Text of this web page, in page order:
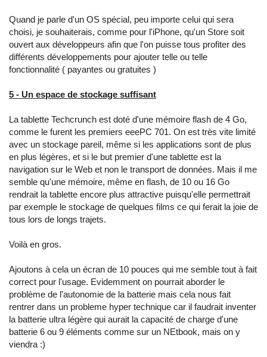
Quand je parle d'un OS spécial, peu importe celui qui sera
choisi, je souhaiterais, comme pour l'iPhone, qu'un Store soit
ouvert aux développeurs afin que l'on puisse tous profiter des
différents développements pour ajouter telle ou telle
fonctionnalité ( payantes ou gratuites )
5 - Un espace de stockage suffisant
La tablette Techcrunch est doté d'une mémoire flash de 4 Go,
comme le furent les premiers eeePC 701. On est très vite limité
avec un stockage pareil, même si les applications sont de plus
en plus légères, et si le but premier d'une tablette est la
navigation sur le Web et non le transport de données. Mais il me
semble qu'une mémoire, même en flash, de 10 ou 16 Go
rendrait la tablette encore plus attractive puisqu'elle permettrait
par exemple le stockage de quelques films ce qui ferait la joie de
tous lors de longs trajets.
Voilà en gros.
Ajoutons à cela un écran de 10 pouces qui me semble tout à fait
correct pour l'usage. Evidemment on pourrait aborder le
problème de l'autonomie de la batterie mais cela nous fait
rentrer dans un probleme hyper technique car il faudrait inventer
la batterie ultra légère qui aurait la capacité de charge d'une
batterie 6 ou 9 éléments comme sur un NEtbook, mais on y
viendra :)